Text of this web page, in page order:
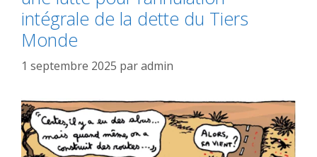
intégrale de la dette du Tiers
Monde
1 septembre 2025 paradmin